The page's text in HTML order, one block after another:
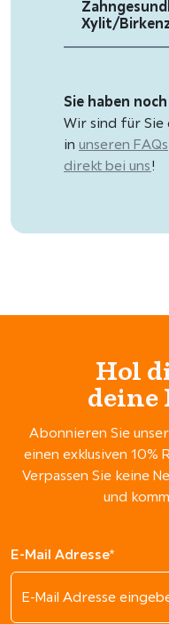
Xylit/
Sie haben
Wir sind für Sie
in unseren FAQs
direkt bei uns!
Hol
deine
Abonnieren Sie
einen exklusiven 10%
Verpassen Sie keine
und
E-Mail Adresse*